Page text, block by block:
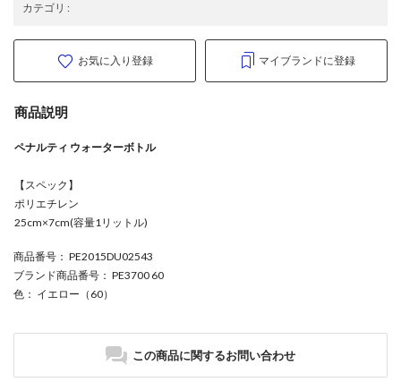
カテゴリ :
お気に入り登録 マイブランドに登録
商品説明
ペナルティ ウォーターボトル
【スペック】
ポリエチレン
25cm×7cm(容量1リットル)
商品番号 ： PE2015DU02543
ブランド商品番号 ： PE3700 60
色 ： イエロー（60）
この商品に関するお問い合わせ